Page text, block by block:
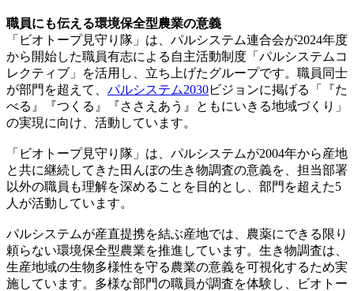
職員にも伝える環境保全型農業の意義
「ビオトープ見守り隊」は、パルシステム連合会が2024年度
から開始した職員有志による自主活動制度「パルシステムコ
レクティブ」を活用し、立ち上げたグループです。職員同士
が部門を超えて、 パルシステム2030ビジョンに掲げる「『た
べる』『つくる』『ささえあう』ともにいきる地域づくり」
の実現に向け、活動しています。
「ビオトープ見守り隊」は、パルシステムが2004年から産地
と共に継続してきた田んぼの生き物調査の意義を、担当部署
以外の職員も理解を深めることを目的とし、部門を超えた5
人が活動しています。
パルシステムが産直提携を結ぶ産地では、農薬にできる限り
頼らない環境保全型農業を推進しています。生き物調査は、
生産地域の生物多様性を守る農業の意義を可視化するため実
施しています。多様な部門の職員が調査を体験し、ビオトー